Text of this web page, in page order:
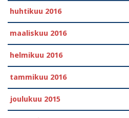
huhtikuu 2016
maaliskuu 2016
helmikuu 2016
tammikuu 2016
joulukuu 2015